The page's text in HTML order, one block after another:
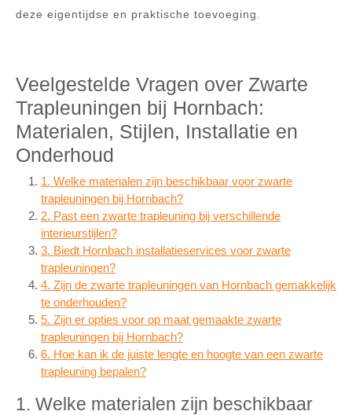
deze eigentijdse en praktische toevoeging.
Veelgestelde Vragen over Zwarte
Trapleuningen bij Hornbach:
Materialen, Stijlen, Installatie en
Onderhoud
1. Welke materialen zijn beschikbaar voor zwarte
trapleuningen bij Hornbach?
2. Past een zwarte trapleuning bij verschillende
interieurstijlen?
3. Biedt Hornbach installatieservices voor zwarte
trapleuningen?
4. Zijn de zwarte trapleuningen van Hornbach gemakkelijk
te onderhouden?
5. Zijn er opties voor op maat gemaakte zwarte
trapleuningen bij Hornbach?
6. Hoe kan ik de juiste lengte en hoogte van een zwarte
trapleuning bepalen?
1. Welke materialen zijn beschikbaar